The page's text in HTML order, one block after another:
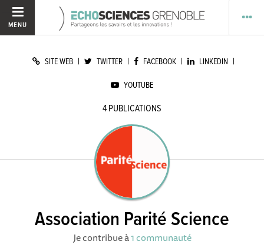
MENU
SITE WEB | TWITTER | FACEBOOK | LINKEDIN |
YOUTUBE
4PUBLICATIONS
Association Parité Science
Je contribue à1 communauté